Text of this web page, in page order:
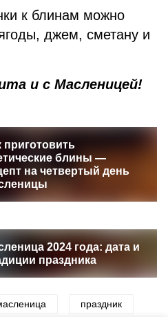
к блинам можно
джем, сметану и
и с Масленицей!
приготовить
блины —
на четвертый день
2024 года: дата и
праздника
праздник